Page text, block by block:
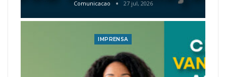
Comunicacao 27 jul, 2026
IMPRENSA